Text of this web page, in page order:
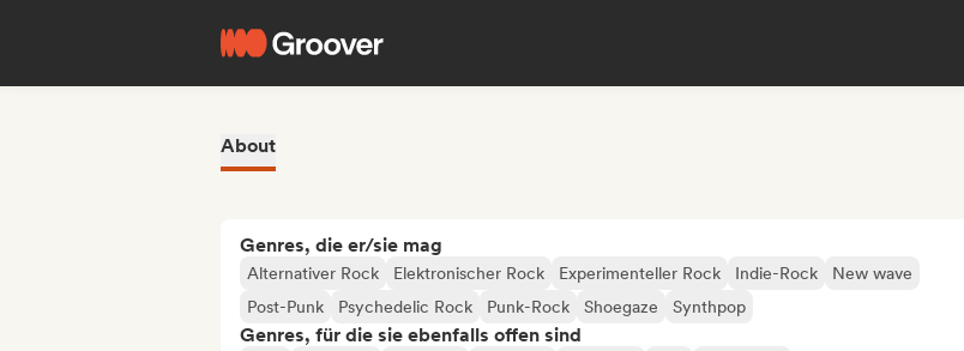
About
Genres, die er/sie mag
Alternativer Rock Elektronischer Rock Experimenteller Rock Indie-Rock
New wave
Post-Punk
Psychedelic Rock Punk-Rock Shoegaze Synthpop
Genres, für die sie ebenfalls offen sind